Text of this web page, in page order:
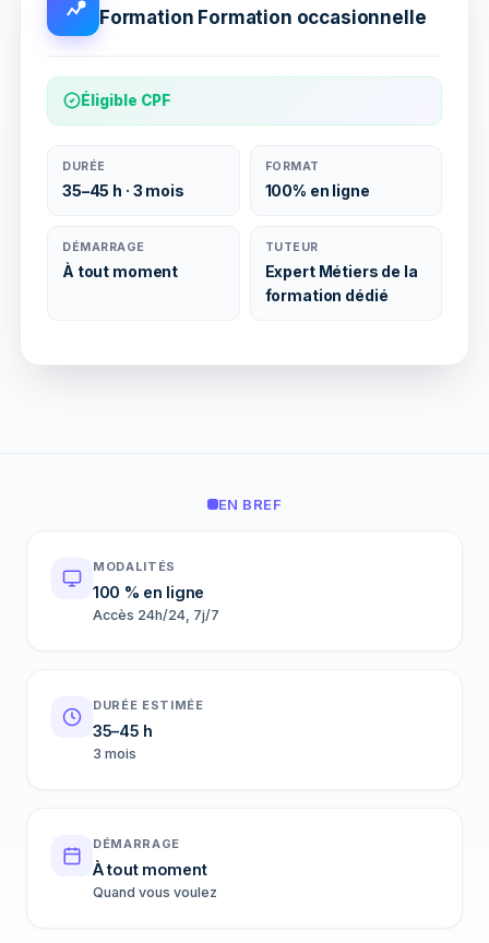
Formation Formation occasionnelle
Éligible CPF
DURÉE
35–45 h · 3 mois
FORMAT
100% en ligne
DÉMARRAGE
À tout moment
TUTEUR
Expert Métiers de la
formation dédié
EN BREF
MODALITÉS
100 % en ligne
Accès 24h/24, 7j/7
DURÉE ESTIMÉE
35–45 h
3 mois
DÉMARRAGE
À tout moment
Quand vous voulez